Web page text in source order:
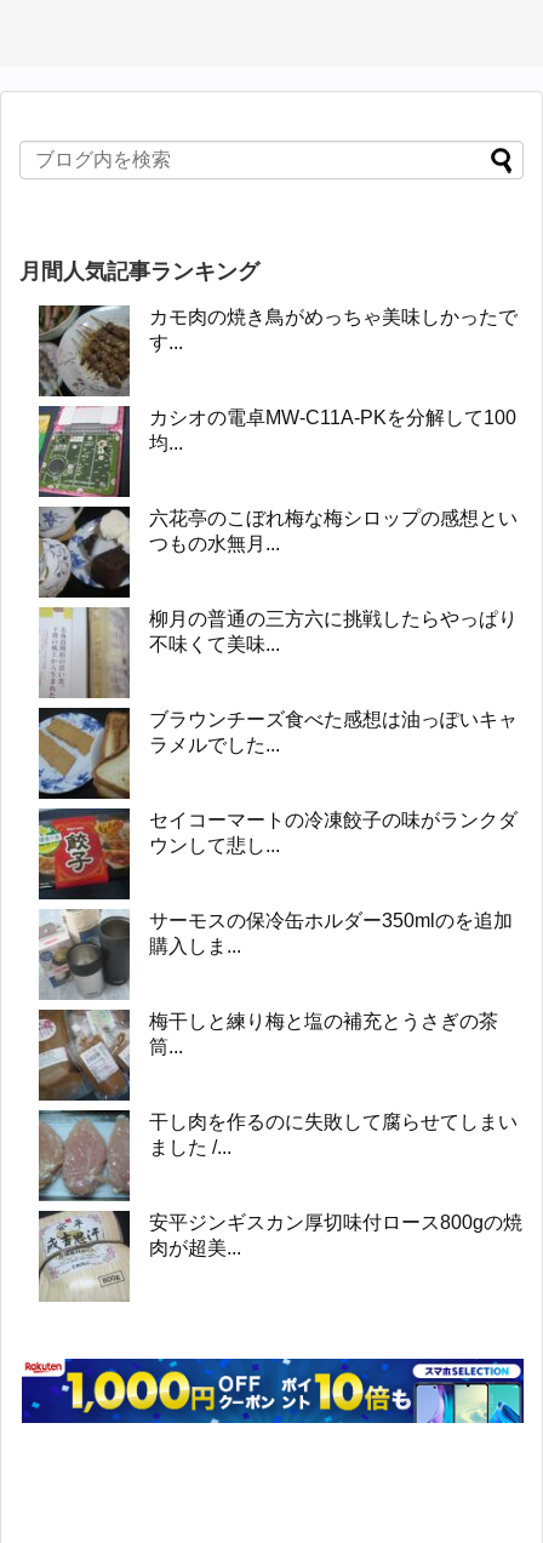
月間人気記事ランキング
カモ肉の焼き鳥がめっちゃ美味しかったで
す...
カシオの電卓MW-C11A-PKを分解して100
均...
六花亭のこぼれ梅な梅シロップの感想とい
つもの水無月...
柳月の普通の三方六に挑戦したらやっぱり
不味くて美味...
ブラウンチーズ食べた感想は油っぽいキャ
ラメルでした...
セイコーマートの冷凍餃子の味がランクダ
ウンして悲し...
サーモスの保冷缶ホルダー350mlのを追加
購入しま...
梅干しと練り梅と塩の補充とうさぎの茶
筒...
干し肉を作るのに失敗して腐らせてしまい
ました /...
安平ジンギスカン厚切味付ロース800gの焼
肉が超美...